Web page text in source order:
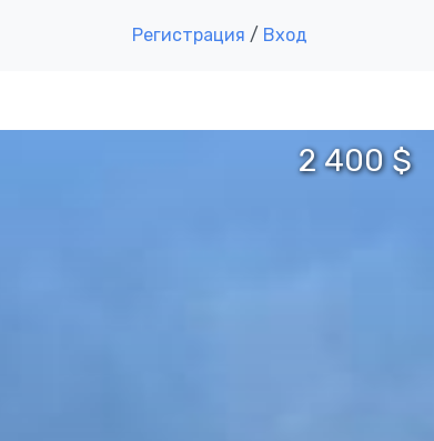
Регистрация / Вход
2 400 $